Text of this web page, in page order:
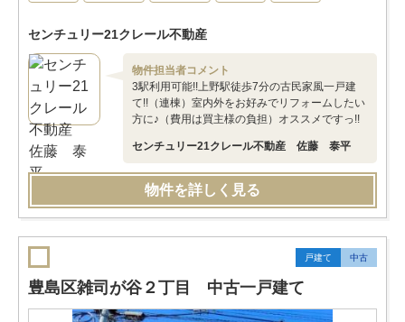
センチュリー21クレール不動産
物件担当者コメント
3駅利用可能!!上野駅徒歩7分の古民家風一戸建
て!!（連棟）室内外をお好みでリフォームしたい
方に♪（費用は買主様の負担）オススメですっ!!
センチュリー21クレール不動産 佐藤 泰平
物件を詳しく見る
戸建て 中古
豊島区雑司が谷２丁目 中古一戸建て